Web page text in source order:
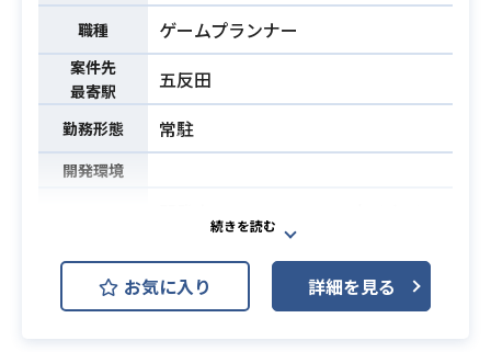
職種 ゲームプランナー
案件先
最寄駅
五反田
勤務形態 常駐
開発環境
ルにおいて、インゲームプランナー
としてエネミーAIの設計やモーショ
ン改修、レベルデザイン業務を担当
お気に入り 詳細を見る